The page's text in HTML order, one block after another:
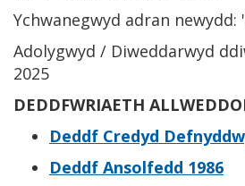
Ychwanegwyd adran
Adolygwyd / Diweddarwyd
2025
DEDDFWRIAETH
Deddf Credyd
Deddf Ansolfedd 1986